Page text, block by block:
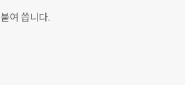
여 씁니다.